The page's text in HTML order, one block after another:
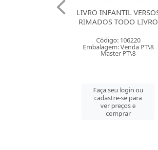
LIVRO INFANTIL
CALIGRAFIA DIVERTIDA
Código: 115975
Embalagem: Venda PC\1
Master PC\1
Faça seu login ou
cadastre-se para
ver preços e
comprar